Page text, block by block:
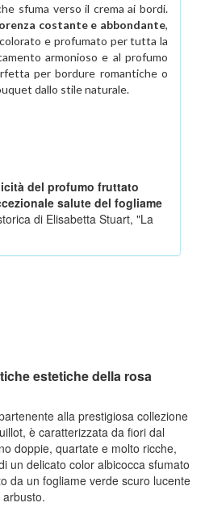
sfuma verso il crema ai bordi.
costante e abbondante,
e profumato per tutta la
armonioso e al profumo
per bordure romantiche o
dallo stile naturale.
del profumo fruttato
salute del fogliame
di Elisabetta Stuart, "La
estetiche della rosa
alla prestigiosa collezione
è caratterizzata da fiori dal
doppie, quartate e molto ricche,
un delicato color albicocca sfumato
da un fogliame verde scuro lucente